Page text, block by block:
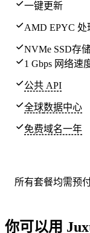
一键更新
AMD EPYC 处
NVMe SSD存
1 Gbps 网络速
公共 API
全球数据中心
免费域名一年
所有套餐均需预
你可以用